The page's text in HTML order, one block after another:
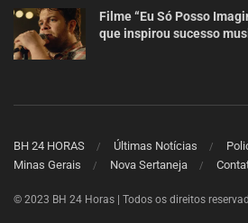
Filme “Eu Só Posso
que inspirou sucesso
BH 24 HORAS Últimas Notícias
Minas Gerais
Nova Sertaneja
© 2023 BH 24 Horas | Todos os direitos